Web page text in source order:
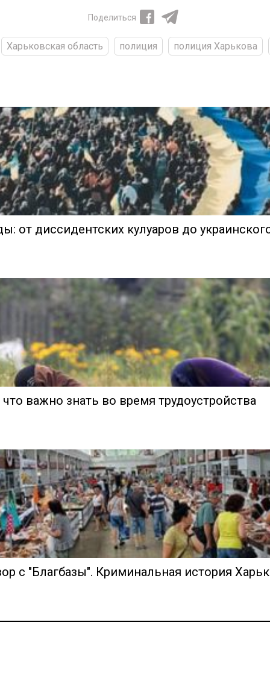
Поделиться
Харьковская область полиция полиция Харькова
от диссидентских кулуаров до
важно знать во время трудоустройства
с "Благбазы". Криминальная история